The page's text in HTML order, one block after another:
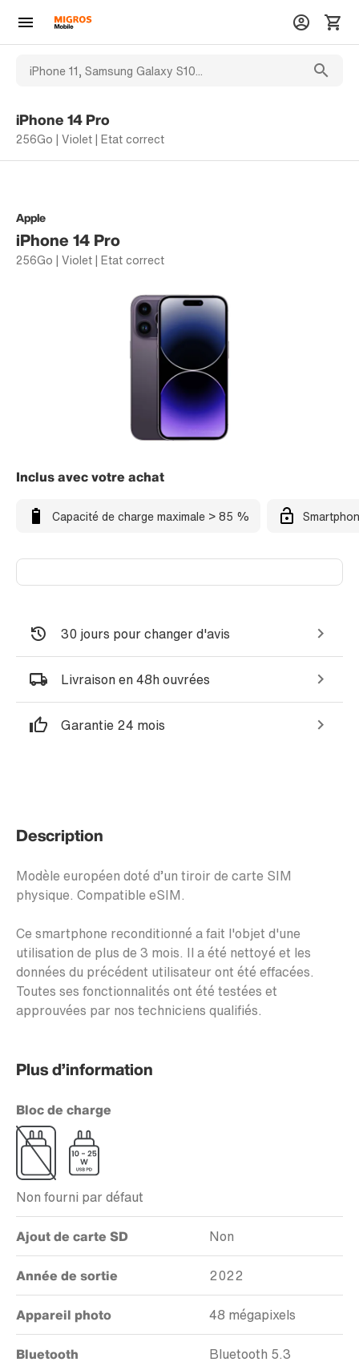
iPhone 14 Pro
256Go | Violet | Etat correct
Apple
iPhone 14 Pro
256Go | Violet | Etat correct
Inclus avec votre achat
Capacité de charge maximale > 85 %
30 jours pour changer d'avis
Livraison en 48h ouvrées
Garantie 24 mois
Description
Modèle européen doté d’un tiroir de carte SIM
physique. Compatible eSIM.
Ce smartphone reconditionné a fait l'objet d'une
utilisation de plus de 3 mois. Il a été nettoyé et les
données du précédent utilisateur ont été effacées.
Toutes ses fonctionnalités ont été testées et
approuvées par nos techniciens qualifiés.
Plus d’information
Bloc de charge
Non fourni par défaut
Ajout de carte SD Non
Année de sortie 2022
Appareil photo 48 mégapixels
Bluetooth Bluetooth 5.3